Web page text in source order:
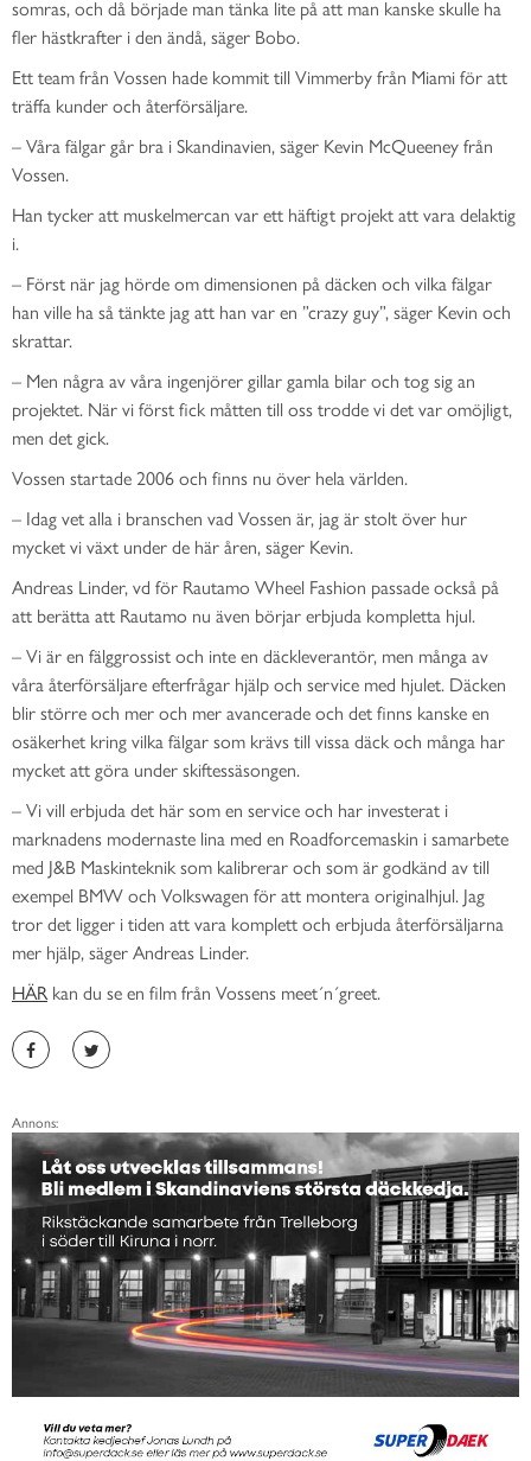
somras, och då började man tänka lite på att man kanske skulle ha
fler hästkrafter i den ändå, säger Bobo.
Ett team från Vossen hade kommit till Vimmerby från Miami för att
träffa kunder och återförsäljare.
– Våra fälgar går bra i Skandinavien, säger Kevin McQueeney från
Vossen.
Han tycker att muskelmercan var ett häftigt projekt att vara delaktig
i.
– Först när jag hörde om dimensionen på däcken och vilka fälgar
han ville ha så tänkte jag att han var en ”crazy guy”, säger Kevin och
skrattar.
– Men några av våra ingenjörer gillar gamla bilar och tog sig an
projektet. När vi först fick måtten till oss trodde vi det var omöjligt,
men det gick.
Vossen startade 2006 och finns nu över hela världen.
– Idag vet alla i branschen vad Vossen är, jag är stolt över hur
mycket vi växt under de här åren, säger Kevin.
Andreas Linder, vd för Rautamo Wheel Fashion passade också på
att berätta att Rautamo nu även börjar erbjuda kompletta hjul.
– Vi är en fälggrossist och inte en däckleverantör, men många av
våra återförsäljare efterfrågar hjälp och service med hjulet. Däcken
blir större och mer och mer avancerade och det finns kanske en
osäkerhet kring vilka fälgar som krävs till vissa däck och många har
mycket att göra under skiftessäsongen.
– Vi vill erbjuda det här som en service och har investerat i
marknadens modernaste lina med en Roadforcemaskin i samarbete
med J&B Maskinteknik som kalibrerar och som är godkänd av till
exempel BMW och Volkswagen för att montera originalhjul. Jag
tror det ligger i tiden att vara komplett och erbjuda återförsäljarna
mer hjälp, säger Andreas Linder.
HÄRkan du se en film från Vossens meet´n´greet.
Annons: